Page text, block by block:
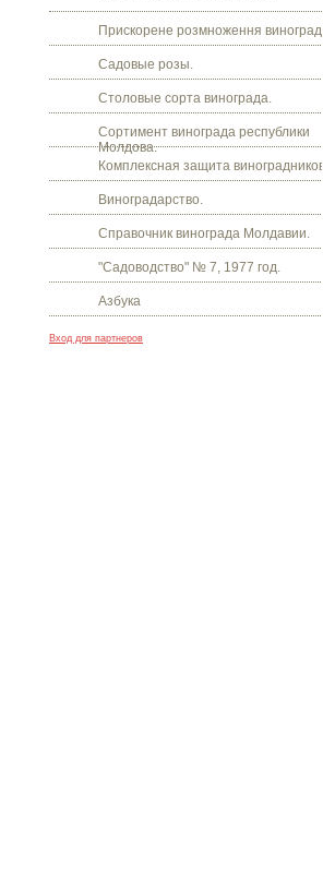
Прискорене розмноження винограду.
Садовые розы.
Столовые сорта винограда.
Сортимент винограда республики
Молдова.
Комплексная защита виноградников.
Виноградарство.
Справочник винограда Молдавии.
"Садоводство" № 7, 1977 год.
Азбука
Вход для партнеров